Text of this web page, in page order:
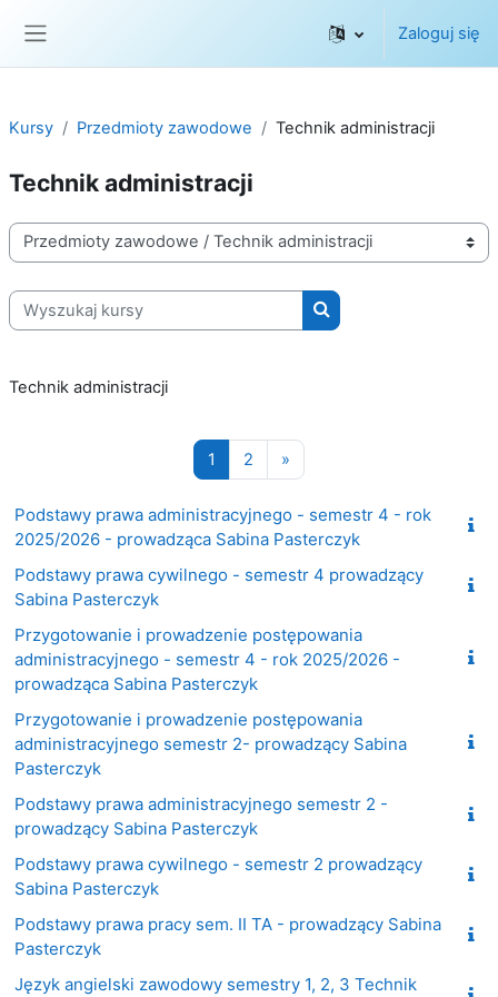
Zaloguj się
Kursy Przedmioty zawodowe Technik administracji
Technik administracji
Kategorie kursów
Wyszukaj kursy
Wyszukaj kursy
Technik administracji
1 Strona 1
2 Strona 2
»
Podstawy prawa administracyjnego - semestr 4 - rok
2025/2026 - prowadząca Sabina Pasterczyk
Podstawy prawa cywilnego - semestr 4 prowadzący
Sabina Pasterczyk
Przygotowanie i prowadzenie postępowania
administracyjnego - semestr 4 - rok 2025/2026 -
prowadząca Sabina Pasterczyk
Przygotowanie i prowadzenie postępowania
administracyjnego semestr 2- prowadzący Sabina
Pasterczyk
Podstawy prawa administracyjnego semestr 2 -
prowadzący Sabina Pasterczyk
Podstawy prawa cywilnego - semestr 2 prowadzący
Sabina Pasterczyk
Podstawy prawa pracy sem. II TA - prowadzący Sabina
Pasterczyk
Język angielski zawodowy semestry 1, 2, 3 Technik